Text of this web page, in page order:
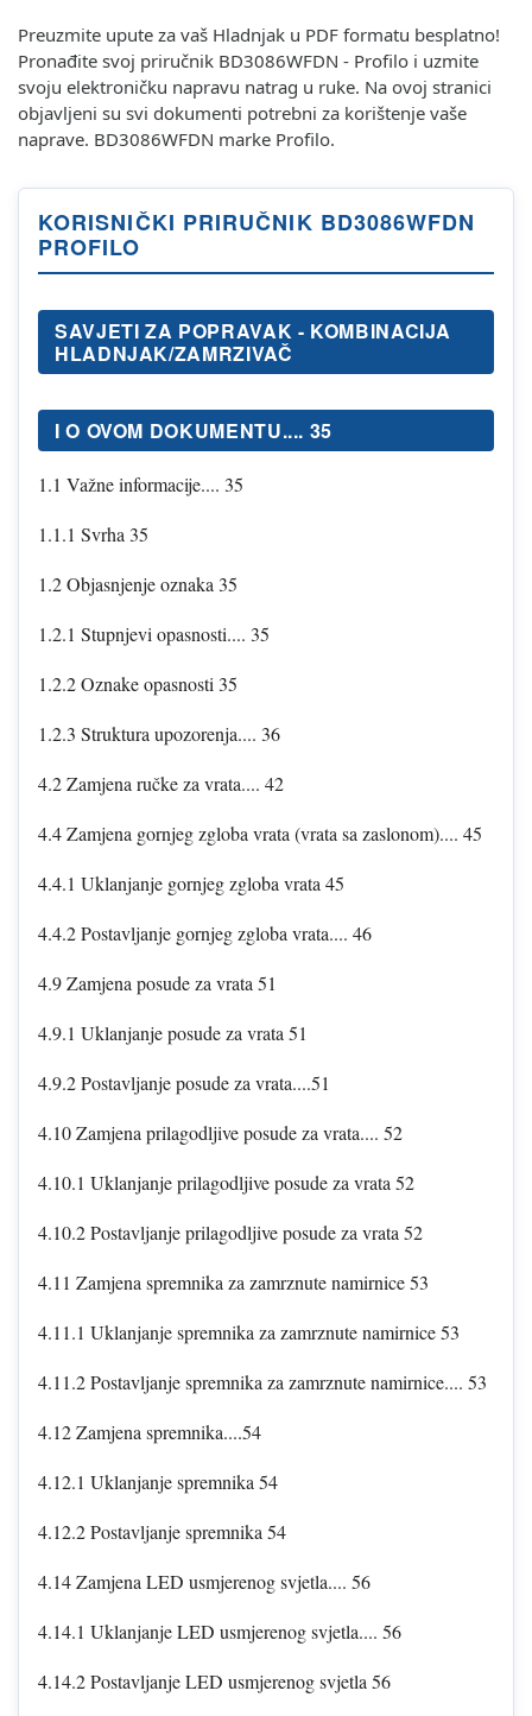
Preuzmite upute za vaš Hladnjak u PDF formatu besplatno!
Pronađite svoj priručnik BD3086WFDN - Profilo i uzmite
svoju elektroničku napravu natrag u ruke. Na ovoj stranici
objavljeni su svi dokumenti potrebni za korištenje vaše
naprave. BD3086WFDN marke Profilo.
KORISNIČKI PRIRUČNIK BD3086WFDN
PROFILO
SAVJETI ZA POPRAVAK - KOMBINACIJA
HLADNJAK/ZAMRZIVAČ
I O OVOM DOKUMENTU.... 35
1.1 Važne informacije.... 35
1.1.1 Svrha 35
1.2 Objasnjenje oznaka 35
1.2.1 Stupnjevi opasnosti.... 35
1.2.2 Oznake opasnosti 35
1.2.3 Struktura upozorenja.... 36
4.2 Zamjena ručke za vrata.... 42
4.4 Zamjena gornjeg zgloba vrata (vrata sa zaslonom).... 45
4.4.1 Uklanjanje gornjeg zgloba vrata 45
4.4.2 Postavljanje gornjeg zgloba vrata.... 46
4.9 Zamjena posude za vrata 51
4.9.1 Uklanjanje posude za vrata 51
4.9.2 Postavljanje posude za vrata....51
4.10 Zamjena prilagodljive posude za vrata.... 52
4.10.1 Uklanjanje prilagodljive posude za vrata 52
4.10.2 Postavljanje prilagodljive posude za vrata 52
4.11 Zamjena spremnika za zamrznute namirnice 53
4.11.1 Uklanjanje spremnika za zamrznute namirnice 53
4.11.2 Postavljanje spremnika za zamrznute namirnice.... 53
4.12 Zamjena spremnika....54
4.12.1 Uklanjanje spremnika 54
4.12.2 Postavljanje spremnika 54
4.14 Zamjena LED usmjerenog svjetla.... 56
4.14.1 Uklanjanje LED usmjerenog svjetla.... 56
4.14.2 Postavljanje LED usmjerenog svjetla 56